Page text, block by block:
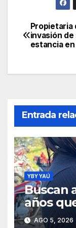
de
Propietaria
invasión de
estancia en
Entrada
YBY YAÚ
Buscan
años
hogar en
AGO 5, 2026